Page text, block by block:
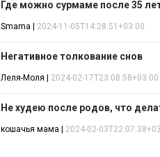
Где можно сурмаме после 35
Smama 2024-11-05T14:28:51+03:00
Негативное толкование снов
Леля-Моля 2024-02-17T23:08:58+03:00
Не худею после родов, что
кошачья мама 2024-02-